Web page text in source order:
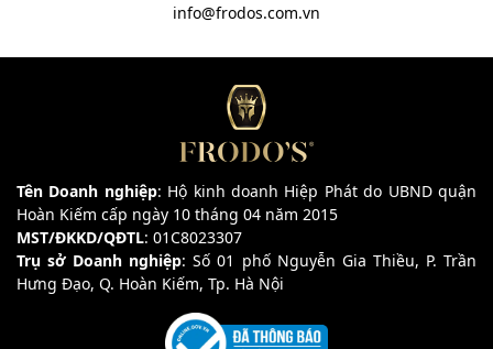
info@frodos.com.vn
Tên Doanh nghiệp: Hộ kinh doanh Hiệp Phát do UBND quận
Hoàn Kiếm cấp ngày 10 tháng 04 năm 2015
MST/ĐKKD/QĐTL: 01C8023307
Trụ sở Doanh nghiệp: Số 01 phố Nguyễn Gia Thiều, P. Trần
Hưng Đạo, Q. Hoàn Kiếm, Tp. Hà Nội